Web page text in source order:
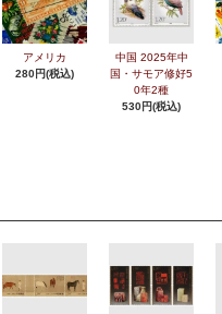
アメリカ
280円(税込)
中国 2025年中
国・サモア修好5
0年2種
530円(税込)